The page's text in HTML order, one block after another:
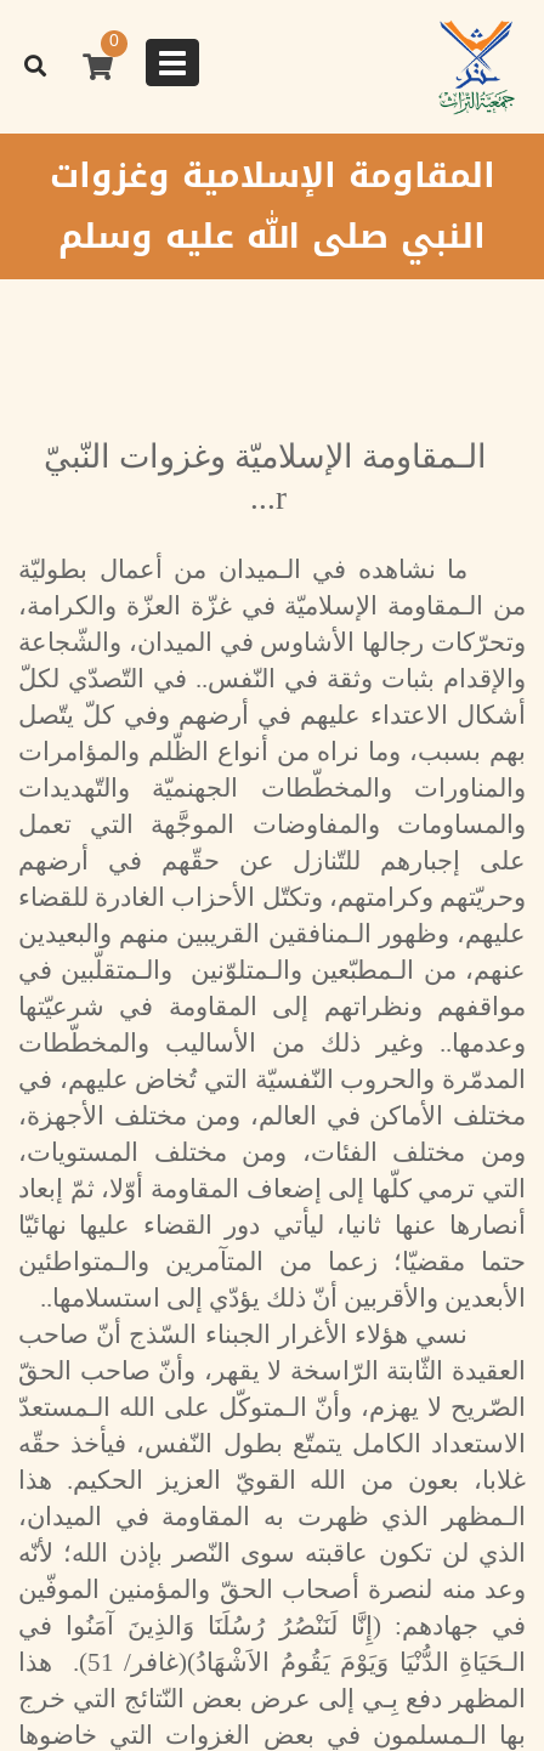
المحتوى
الرئيسي
Toggle
navigation
0
المقاومة الإسلامية وغزوات
النبي صلى الله عليه وسلم
الـمقاومة الإسلاميّة وغزوات النّبيّ
r
...
ما نشاهده في الـميدان من أعمال بطوليّة
من الـمقاومة الإسلاميّة في غزّة العزّة والكرامة،
وتحرّكات رجالها الأشاوس في الميدان، والشّجاعة
والإقدام بثبات وثقة في النّفس.. في التّصدّي لكلّ
أشكال الاعتداء عليهم في أرضهم وفي كلّ يتّصل
بهم بسبب، وما نراه من أنواع الظّلم والمؤامرات
والمناورات والمخطّطات الجهنميّة والتّهديدات
والمساومات والمفاوضات الموجَّهة التي تعمل
على إجبارهم للتّنازل عن حقّهم في أرضهم
وحريّتهم وكرامتهم، وتكتّل الأحزاب الغادرة للقضاء
عليهم، وظهور الـمنافقين القريبين منهم والبعيدين
عنهم، من الـمطبّعين والـمتلوّنين والـمتقلّبين في
مواقفهم ونظراتهم إلى المقاومة في شرعيّتها
وعدمها.. وغير ذلك من الأساليب والمخطّطات
المدمّرة والحروب النّفسيّة التي تُخاض عليهم، في
مختلف الأماكن في العالم، ومن مختلف الأجهزة،
ومن مختلف الفئات، ومن مختلف المستويات،
التي ترمي كلّها إلى إضعاف المقاومة أوّلا، ثمّ إبعاد
أنصارها عنها ثانيا، ليأتي دور القضاء عليها نهائيّا
حتما مقضيّا؛ زعما من المتآمرين والـمتواطئين
الأبعدين والأقربين أنّ ذلك يؤدّي إلى استسلامها..
نسي هؤلاء الأغرار الجبناء السّذج أنّ صاحب
العقيدة الثّابتة الرّاسخة لا يقهر، وأنّ صاحب الحقّ
الصّريح لا يهزم، وأنّ الـمتوكّل على الله الـمستعدّ
الاستعداد الكامل يتمتّع بطول النّفس، فيأخذ حقّه
غلابا، بعون من الله القويّ العزيز الحكيم. هذا
الـمظهر الذي ظهرت به المقاومة في الميدان،
الذي لن تكون عاقبته سوى النّصر بإذن الله؛ لأنّه
وعد منه لنصرة أصحاب الحقّ والمؤمنين الموفّين
في جهادهم: ) إِنَّا لَنَنْصُرُ رُسُلَنَا وَالذِينَ آمَنُوا في
الـحَيَاةِ الدُّنْيَا وَيَوْمَ يَقُومُ الاَشْهَادُ(
(غافر/ 51). هذا
المظهر دفع بِـي إلى عرض بعض النّتائج التي خرج
بها الـمسلمون في بعض الغزوات التي خاضوها